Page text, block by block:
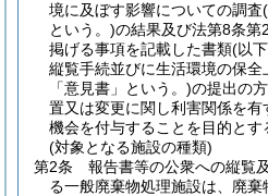
境に及ぼす影響についての調査
という。)の結果及び法第8条第
掲げる事項を記載した書類(以
縦覧手続並びに生活環境の保
「意見書」という。)の提出の
置又は変更に関し利害関係を
機会を付与することを目的とす
(対象となる施設の種類)
第2条
報告書等の公衆への縦覧
る一般廃棄物処理施設は、廃